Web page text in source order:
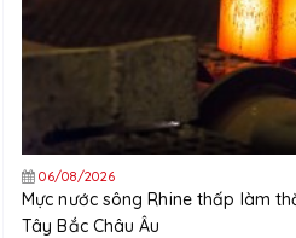
06/08/2026
Mực nước sông Rhine thấp làm
Tây Bắc Châu Âu